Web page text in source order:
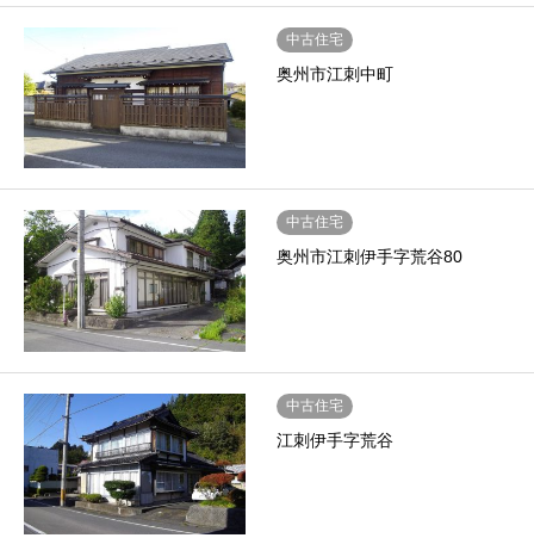
中古住宅
奥州市江刺中町
中古住宅
奥州市江刺伊手字荒谷80
中古住宅
江刺伊手字荒谷